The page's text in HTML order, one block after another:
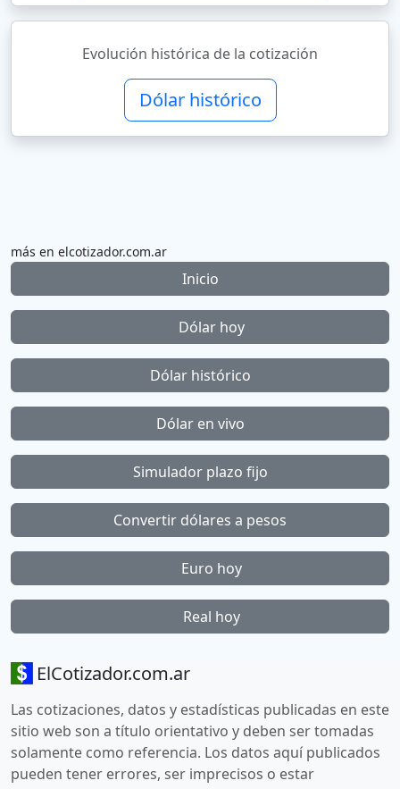
Evolución histórica de la cotización
Dólar histórico
más en elcotizador.com.ar
Inicio
Dólar hoy
Dólar histórico
Dólar en vivo
Simulador plazo fijo
Convertir dólares a pesos
Euro hoy
Real hoy
ElCotizador.com.ar
Las cotizaciones, datos y estadísticas publicadas en este
sitio web son a título orientativo y deben ser tomadas
solamente como referencia. Los datos aquí publicados
pueden tener errores, ser imprecisos o estar